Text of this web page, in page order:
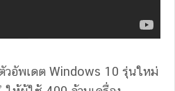
วอัพเดต Windows 10 รุ่นใหม่